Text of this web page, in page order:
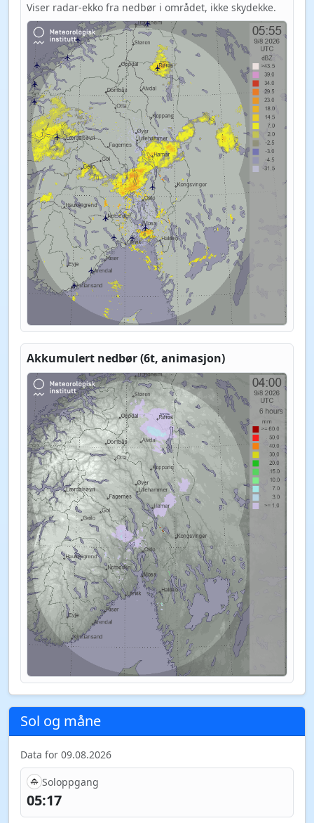
Viser radar-ekko fra nedbør i området, ikke skydekke.
Akkumulert nedbør (6t, animasjon)
Sol og måne
Data for 09.08.2026
Soloppgang
05:17